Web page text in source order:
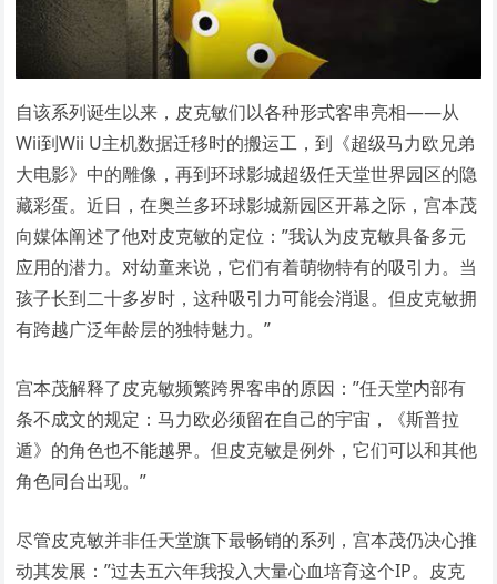
自该系列诞生以来，皮克敏们以各种形式客串亮相——从
Wii到Wii U主机数据迁移时的搬运工，到《超级马力欧兄弟
大电影》中的雕像，再到环球影城超级任天堂世界园区的隐
藏彩蛋。近日，在奥兰多环球影城新园区开幕之际，宫本茂
向媒体阐述了他对皮克敏的定位：”我认为皮克敏具备多元
应用的潜力。对幼童来说，它们有着萌物特有的吸引力。当
孩子长到二十多岁时，这种吸引力可能会消退。但皮克敏拥
有跨越广泛年龄层的独特魅力。”
宫本茂解释了皮克敏频繁跨界客串的原因：”任天堂内部有
条不成文的规定：马力欧必须留在自己的宇宙，《斯普拉
遁》的角色也不能越界。但皮克敏是例外，它们可以和其他
角色同台出现。”
尽管皮克敏并非任天堂旗下最畅销的系列，宫本茂仍决心推
动其发展：”过去五六年我投入大量心血培育这个IP。皮克